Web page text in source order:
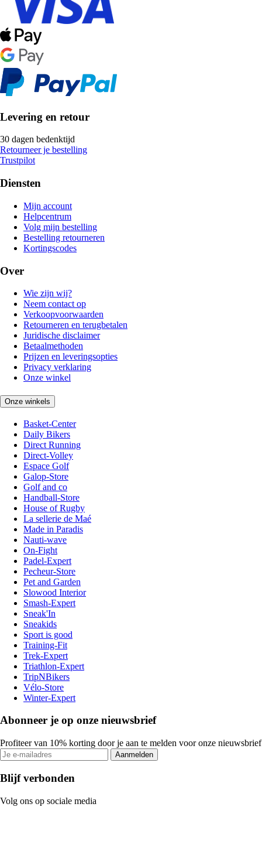
Levering en retour
30 dagen bedenktijd
Retourneer je bestelling
Trustpilot
Diensten
Mijn account
Helpcentrum
Volg mijn bestelling
Bestelling retourneren
Kortingscodes
Over
Wie zijn wij?
Neem contact op
Verkoopvoorwaarden
Retourneren en terugbetalen
Juridische disclaimer
Betaalmethoden
Prijzen en leveringsopties
Privacy verklaring
Onze winkel
Onze winkels
Basket-Center
Daily Bikers
Direct Running
Direct-Volley
Espace Golf
Galop-Store
Golf and co
Handball-Store
House of Rugby
La sellerie de Maé
Made in Paradis
Nauti-wave
On-Fight
Padel-Expert
Pecheur-Store
Pet and Garden
Slowood Interior
Smash-Expert
Sneak'In
Sneakids
Sport is good
Training-Fit
Trek-Expert
Triathlon-Expert
TripNBikers
Vélo-Store
Winter-Expert
Abonneer je op onze nieuwsbrief
Profiteer van 10% korting door je aan te melden voor onze nieuwsbrief
Aanmelden
Blijf verbonden
Volg ons op sociale media